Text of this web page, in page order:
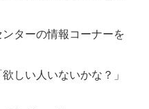
ターの情報コーナーを
しい人いないかな？」